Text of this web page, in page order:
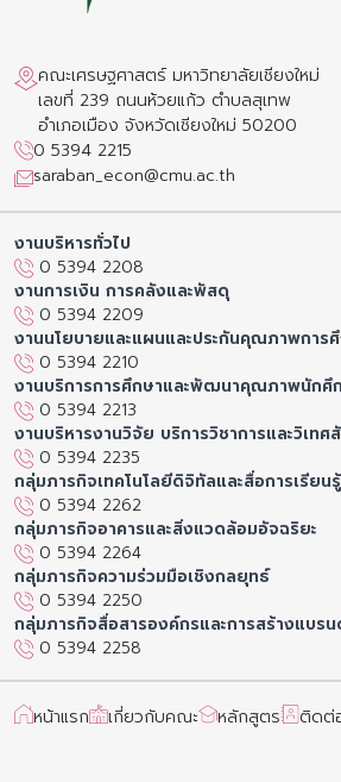
คณะเศรษฐศาสตร์ มหาวิทยาลัยเชียงใหม่
เลขที่ 239 ถนนห้วยแก้ว ตำบลสุเทพ
อำเภอเมือง จังหวัดเชียงใหม่ 50200
0 5394 2215
saraban_econ@cmu.ac.th
งานบริหารทั่วไป
0 5394 2208
งานการเงิน การคลังและพัสดุ
0 5394 2209
งานนโยบายและแผนและประกันคุณภาพการ
0 5394 2210
งานบริการการศึกษาและพัฒนาคุณภาพนักศึ
0 5394 2213
งานบริหารงานวิจัย บริการวิชาการและวิเท
0 5394 2235
กลุ่มภารกิจเทคโนโลยีดิจิทัลและสื่อการเรียนรู้
0 5394 2262
กลุ่มภารกิจอาคารและสิ่งแวดล้อมอัจฉริยะ
0 5394 2264
กลุ่มภารกิจความร่วมมือเชิงกลยุทธ์
0 5394 2250
กลุ่มภารกิจสื่อสารองค์กรและการสร้างแบร
0 5394 2258
หน้าแรก เกี่ยวกับคณะ หลักสูตร ติดต่